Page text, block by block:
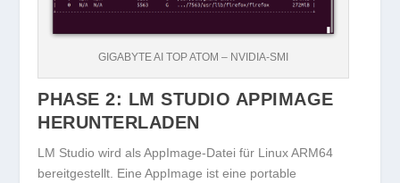
GIGABYTE AI TOP ATOM – NVIDIA-SMI
PHASE 2: LM STUDIO APPIMAGE
HERUNTERLADEN
LM Studio wird als AppImage-Datei für Linux ARM64
bereitgestellt. Eine AppImage ist eine portable